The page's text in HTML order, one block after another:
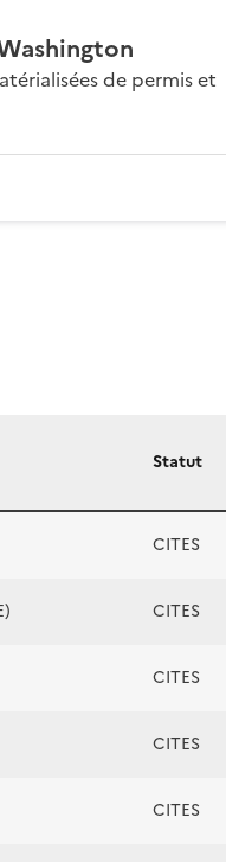
de permis et
Statut
CITES
CITES
CITES
CITES
CITES